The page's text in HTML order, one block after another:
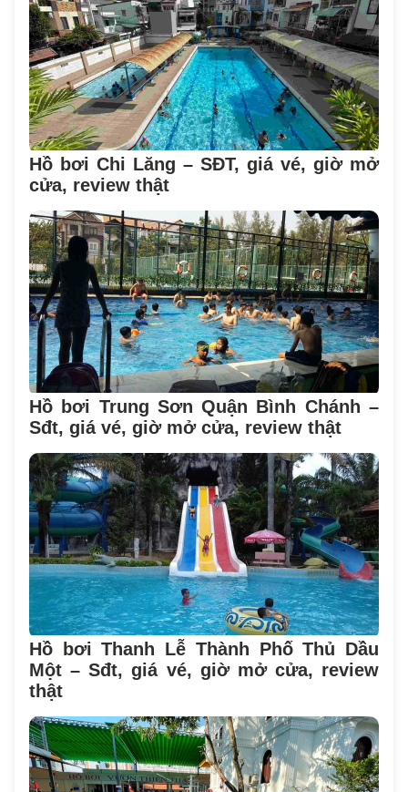
Hồ bơi Chi Lăng – SĐT, giá vé, giờ mở
cửa, review thật
Hồ bơi Trung Sơn Quận Bình Chánh –
Sđt, giá vé, giờ mở cửa, review thật
Hồ bơi Thanh Lễ Thành Phố Thủ Dầu
Một – Sđt, giá vé, giờ mở cửa, review
thật